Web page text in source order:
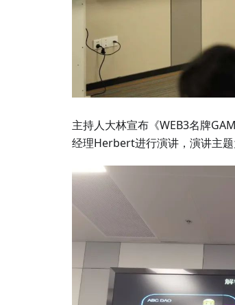
主持人大林宣布《WEB3名牌
经理Herbert进行演讲，演讲主题